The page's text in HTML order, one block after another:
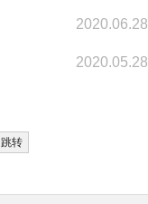
2020.06.28
2020.05.28
跳转